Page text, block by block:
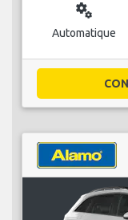
miscellaneous_services
Automatique